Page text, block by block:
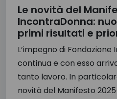
Le novità del
IncontraDonna:
primi risultati e
L’impegno di
continua e con esso
tanto lavoro. In
novità del Manifesto